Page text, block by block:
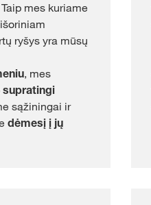
mes kuriame
ryšys yra mūsų
, mes
supratingi
sąžiningai ir
dėmesį į jų